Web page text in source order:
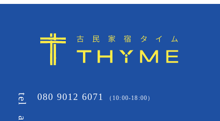
tel 080 9012 6071 （10:00-18:00）